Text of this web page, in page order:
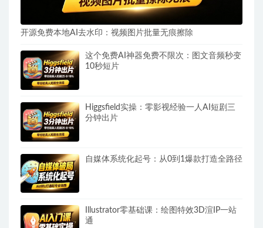
开源免费本地AI去水印：视频图片批量无痕擦除
这个免费AI神器免费不限次：图文音频秒变
10秒短片
Higgsfield实操：零影视经验一人AI短剧三
分钟出片
自媒体系统化起号：从0到1爆款打造全路径
Illustrator零基础课：绘图特效3D渲IP一站
通